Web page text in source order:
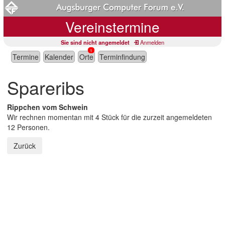
Vereinstermine
Sie sind nicht angemeldet Anmelden
Termine Kalender Orte
1
Terminfindung
Spareribs
Rippchen vom Schwein
Wir rechnen momentan mit 4 Stück für die zurzeit angemeldeten
12 Personen.